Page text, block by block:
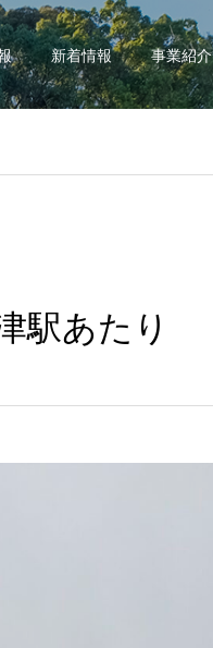
新着情報 事業紹介
駅あたり